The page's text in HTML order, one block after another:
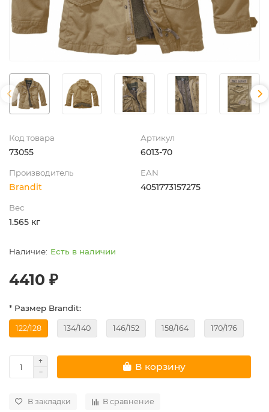
Код товара
73055
Артикул
6013-70
Производитель
Brandit
EAN
4051773157275
Вес
1.565 кг
Есть в наличии
4410 ₽
* Размер Brandit:
122/128 134/140 146/152 158/164 170/176
В корзину
В закладки В сравнение